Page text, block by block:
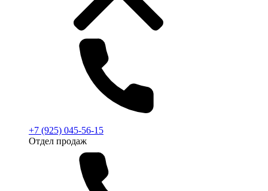
+7 (925) 045-56-15
Отдел продаж